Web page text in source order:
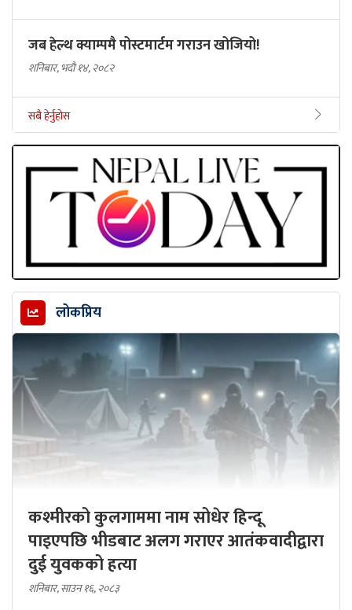
जब हेल्थ क्याम्पमै पोस्टमार्टम गराउन खोजियो!
शनिबार, भदौ १४, २०८२
सबै हेर्नुहोस
लोकप्रिय
कश्मीरको कुलगाममा नाम सोधेर हिन्दू
पाइएपछि भीडबाट अलग गराएर आतंकवादीद्वारा
दुई युवकको हत्या
शनिबार, साउन १६, २०८३